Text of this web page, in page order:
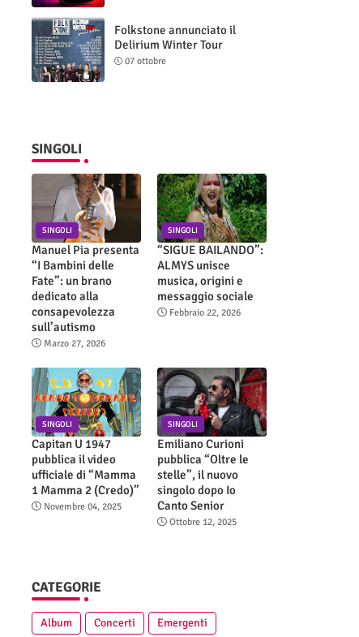
Folkstone annunciato il
Delirium Winter Tour
(Special Edition)
07 ottobre
SINGOLI
SINGOLI
Manuel Pia presenta
“I Bambini delle
Fate”: un brano
dedicato alla
consapevolezza
sull’autismo
Marzo 27, 2026
SINGOLI
“SIGUE BAILANDO”:
ALMYS unisce
musica, origini e
messaggio sociale
Febbraio 22, 2026
SINGOLI
Capitan U 1947
pubblica il video
ufficiale di “Mamma
1 Mamma 2 (Credo)”
Novembre 04, 2025
SINGOLI
Emiliano Curioni
pubblica “Oltre le
stelle”, il nuovo
singolo dopo Io
Canto Senior
Ottobre 12, 2025
CATEGORIE
Album Concerti
Emergenti